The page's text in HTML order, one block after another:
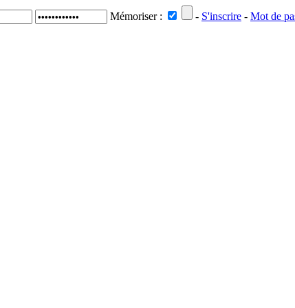
Mémoriser : - S'inscrire - Mot de